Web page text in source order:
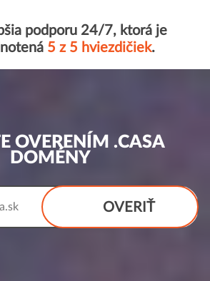
podporu 24/7, ktorá je
5 z 5 hviezdičiek.
OVERENÍM .CASA
DOMÉNY
OVERIŤ